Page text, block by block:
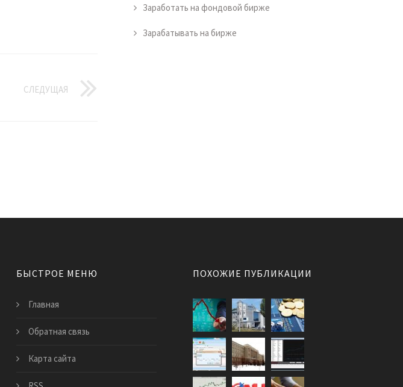
СЛЕДУЩАЯ
Заработать на фондовой бирже
Зарабатывать на бирже
БЫСТРОЕ МЕНЮ
Главная
Обратная связь
Карта сайта
ПОХОЖИЕ ПУБЛИКАЦИИ